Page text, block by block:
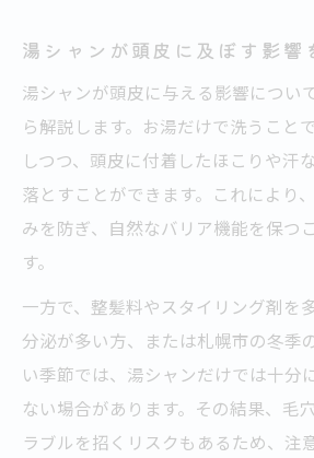
湯シャンが頭皮に及ぼす影響
湯シャンが頭皮に与える影響につい
ら解説します。お湯だけで洗うこと
しつつ、頭皮に付着したほこりや汗
落とすことができます。これにより
みを防ぎ、自然なバリア機能を保つ
す。
一方で、整髪料やスタイリング剤を
分泌が多い方、または札幌市の冬季
い季節では、湯シャンだけでは十分
ない場合があります。その結果、毛
ラブルを招くリスクもあるため、注